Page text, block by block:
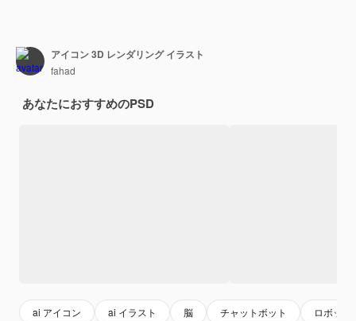
アイコン 3D レンダリング イラスト
fahad
あなたにおすすめのPSD
ai アイコン ai イラスト 脳 チャットボット ロボット